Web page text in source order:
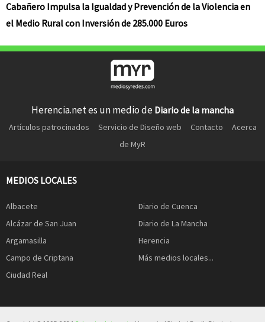
Cabañero Impulsa la Igualdad y Prevención de la Violencia en
el Medio Rural con Inversión de 285.000 Euros
Herencia.net es un medio de Diario de la mancha
Artículos patrocinados Servicio de Diseño web Contacto
Acerca
de MyR
MEDIOS LOCALES
Albacete
Alcázar de San Juan
Argamasilla
Campo de Criptana
Ciudad Real
Diario de Cuenca
Diario de La Mancha
Herencia
Más medios locales...